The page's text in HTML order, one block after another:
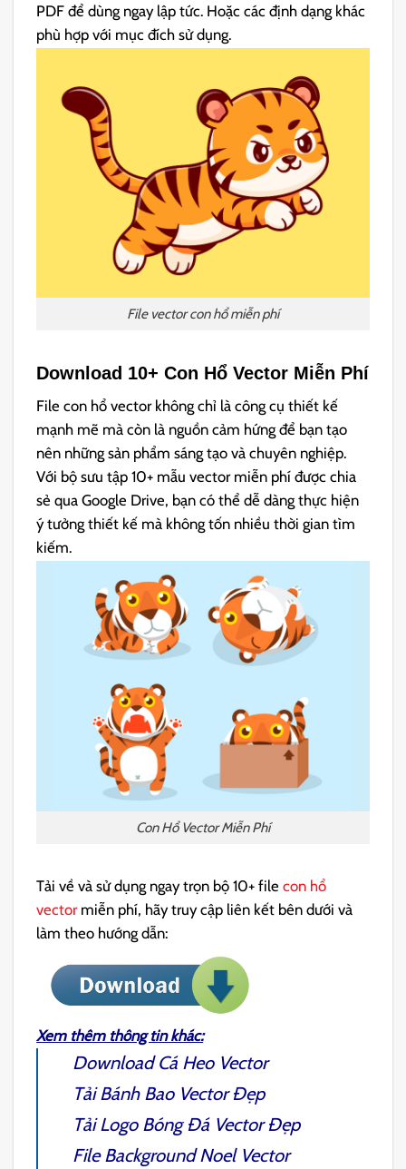
PDF để dùng ngay lập tức. Hoặc các định dạng khác
phù hợp với mục đích sử dụng.
File vector con hổ miễn phí
Download 10+ Con Hổ Vector Miễn Phí
File con hổ vector không chỉ là công cụ thiết kế
mạnh mẽ mà còn là nguồn cảm hứng để bạn tạo
nên những sản phẩm sáng tạo và chuyên nghiệp.
Với bộ sưu tập 10+ mẫu vector miễn phí được chia
sẻ qua Google Drive, bạn có thể dễ dàng thực hiện
ý tưởng thiết kế mà không tốn nhiều thời gian tìm
kiếm.
Con Hổ Vector Miễn Phí
Tải về và sử dụng ngay trọn bộ 10+ filecon hổ
vectormiễn phí, hãy truy cập liên kết bên dưới và
làm theo hướng dẫn:
Xem thêm thông tin khác:
DownloadCá Heo Vector
TảiBánh Bao VectorĐẹp
TảiLogo Bóng Đá VectorĐẹp
FileBackground Noel Vector